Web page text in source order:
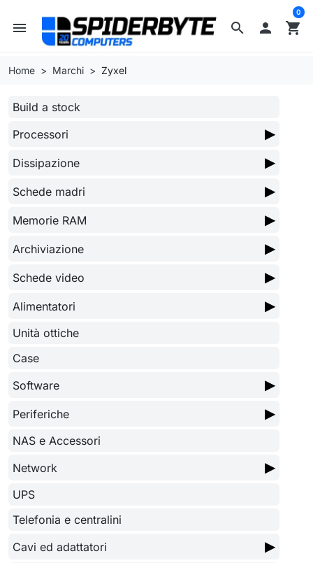
search
menu  shopping_cart
0
Home Marchi Zyxel
Build a stock
Processori
▶
Dissipazione ▶
Schede madri ▶
Memorie RAM ▶
Archiviazione ▶
Schede video ▶
Alimentatori ▶
Unità ottiche
Case
Software
▶
Periferiche ▶
NAS e Accessori
Network
▶
UPS
Telefonia e centralini
Cavi ed adattatori
▶